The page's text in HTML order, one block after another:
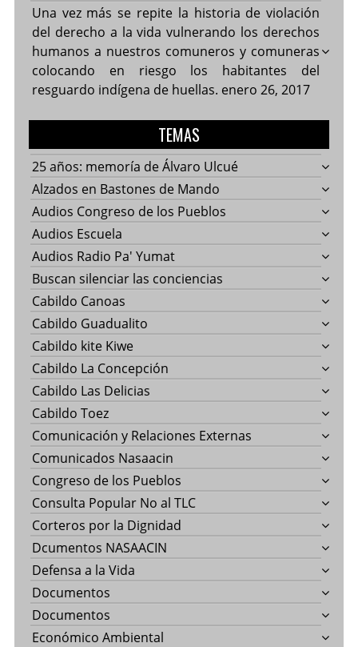
Una vez más se repite la historia de violación
del derecho a la vida vulnerando los derechos
humanos a nuestros comuneros y comuneras
colocando en riesgo los habitantes del
resguardo indígena de huellas. enero 26, 2017
TEMAS
25 años: memoría de Álvaro Ulcué
Alzados en Bastones de Mando
Audios Congreso de los Pueblos
Audios Escuela
Audios Radio Pa' Yumat
Buscan silenciar las conciencias
Cabildo Canoas
Cabildo Guadualito
Cabildo kite Kiwe
Cabildo La Concepción
Cabildo Las Delicias
Cabildo Toez
Comunicación y Relaciones Externas
Comunicados Nasaacin
Congreso de los Pueblos
Consulta Popular No al TLC
Corteros por la Dignidad
Dcumentos NASAACIN
Defensa a la Vida
Documentos
Documentos
Económico Ambiental